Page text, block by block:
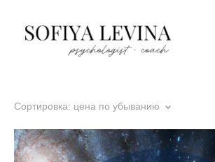
Сортировка: цена по убыванию